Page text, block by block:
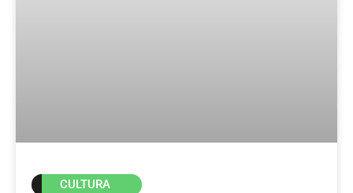
CULTURA